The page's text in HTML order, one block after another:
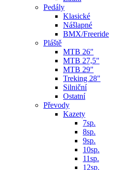
Pedály
Klasické
Nášlapné
BMX/Freeride
Pláště
MTB 26"
MTB 27,5"
MTB 29"
Treking 28"
Silniční
Ostatní
Převody
Kazety
7sp.
8sp.
9sp.
10sp.
11sp.
12sp.